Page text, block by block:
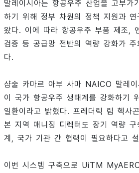
말레이시아는 항공우주 산업을 고부가
하기 위해 정부 차원의 정책 지원과 연
왔다. 이에 따라 항공우주 부품 제조,
검증 등 공급망 전반의 역량 강화가
다.
샴술 카마르 아부 사마 NAICO 말레
이 국가 항공우주 생태계를 강화하기
일환이라고 밝혔다. 프레더릭 림 헥사곤
본 지역 매니징 디렉터도 장기 역량
계, 국가 기관 간 협력이 필요하다고
이번 시스템 구축으로 UiTM